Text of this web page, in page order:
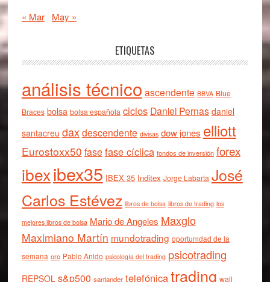
« Mar May »
ETIQUETAS
análisis técnico ascendente BBVA Blue
Braces bolsa bolsa española ciclos Daniel Pernas daniel
santacreu daxdescendente divisas dow jones elliott
Eurostoxx50 fasefase cíclica fondos de inversión forex
ibexibex35 IBEX 35 Inditex Jorge Labarta José
Carlos Estévez libros de bolsa libros de trading los
mejores libros de bolsa Mario de Angeles Maxglo
Maximiano Martín mundotrading oportunidad de la
semana oro Pablo Anido psicología del trading psicotrading
REPSOL s&p500 santander telefónicatrading wall